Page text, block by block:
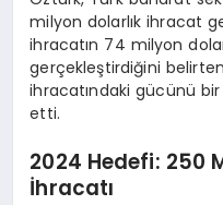
milyon dolarlık ihracat
ihracatın 74 milyon
gerçekleştirdiğini
ihracatındaki gücünü bir
etti.
2024 Hedefi: 250
İhracatı